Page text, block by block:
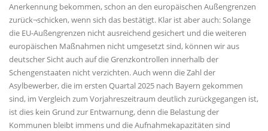
Anerkennung bekommen, schon an den europäischen Außengrenzen
zurück¬schicken, wenn sich das bestätigt. Klar ist aber auch: Solange
die EU-Außengrenzen nicht ausreichend gesichert und die weiteren
europäischen Maßnahmen nicht umgesetzt sind, können wir aus
deutscher Sicht auch auf die Grenzkontrollen innerhalb der
Schengenstaaten nicht verzichten. Auch wenn die Zahl der
Asylbewerber, die im ersten Quartal 2025 nach Bayern gekommen
sind, im Vergleich zum Vorjahreszeitraum deutlich zurückgegangen ist,
ist dies kein Grund zur Entwarnung, denn die Belastung der
Kommunen bleibt immens und die Aufnahmekapazitäten sind